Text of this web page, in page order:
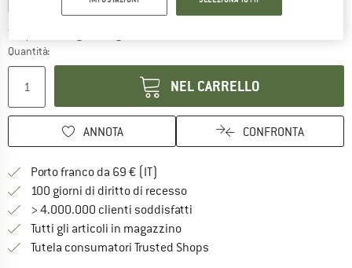
Tempi di consegna: 3-5 giorni lavorativi
Quantità:
NEL CARRELLO
ANNOTA CONFRONTA
Porto franco da 69 € (IT)
100 giorni di diritto di recessoVai alla politica di recesso qui
> 4.000.000 clienti soddisfatti
Tutti gli articoli in magazzino
Tutela consumatori Trusted Shops